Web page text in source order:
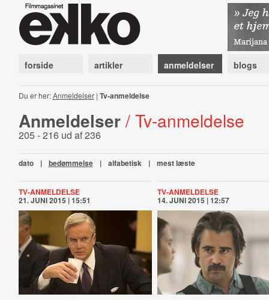
forside artikler anmeldelser blogs
Du er her:Anmeldelser| Tv-anmeldelse
Anmeldelser / Tv-anmeldelse
205 - 216 ud af 236
dato | bedømmelse | alfabetisk | mest læste
TV-ANMELDELSE
21. JUNI 2015 | 15:51
TV-ANMELDELSE
14. JUNI 2015 | 12:57